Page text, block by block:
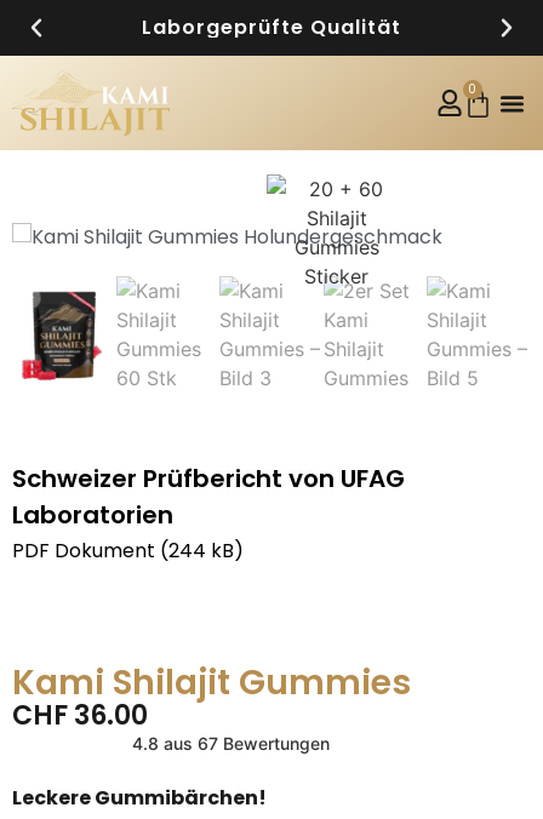
Laborgeprüfte Qualität
0
Schweizer Prüfbericht von UFAG
Laboratorien
PDF Dokument (244 kB)
Kami Shilajit Gummies
CHF36.00
4.8 aus 67 Bewertungen
Leckere Gummibärchen!